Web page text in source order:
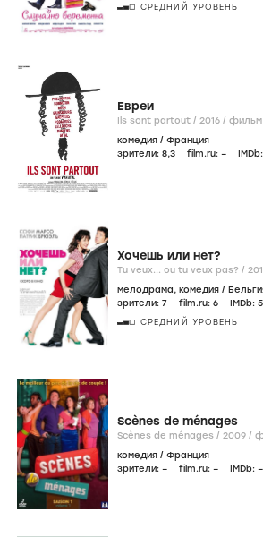
СРЕДНИЙ УРОВЕНЬ
Евреи
Ils sont partout / 2016 / фильм
комедия / Франция
зрители: 8,3 film.ru: – IMDb:
Хочешь или нет?
Tu veux... ou tu veux pas? /
мелодрама, комедия /
зрители: 7 film.ru: 6 IMDb: 5
СРЕДНИЙ УРОВЕНЬ
Scènes de ménages
Scènes de ménages / 2009 /
комедия / Франция
зрители: – film.ru: – IMDb: –